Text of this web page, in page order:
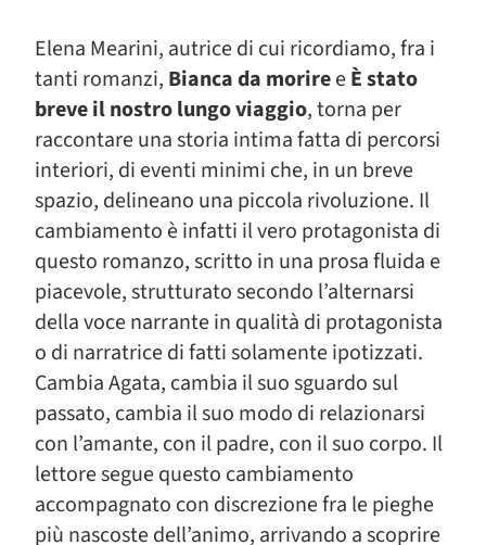
Elena Mearini, autrice di cui ricordiamo, fra i
tanti romanzi, Bianca da morireeÈ stato
breve il nostro lungo viaggio, torna per
raccontare una storia intima fatta di percorsi
interiori, di eventi minimi che, in un breve
spazio, delineano una piccola rivoluzione. Il
cambiamento è infatti il vero protagonista di
questo romanzo, scritto in una prosa fluida e
piacevole, strutturato secondo l’alternarsi
della voce narrante in qualità di protagonista
o di narratrice di fatti solamente ipotizzati.
Cambia Agata, cambia il suo sguardo sul
passato, cambia il suo modo di relazionarsi
con l’amante, con il padre, con il suo corpo. Il
lettore segue questo cambiamento
accompagnato con discrezione fra le pieghe
più nascoste dell’animo, arrivando a scoprire